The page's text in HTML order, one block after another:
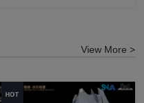
View More >